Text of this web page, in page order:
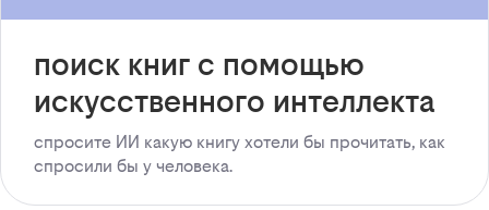
поиск книг с помощью
искусственного интеллекта
спросите ИИ какую книгу хотели бы прочитать, как
спросили бы у человека.